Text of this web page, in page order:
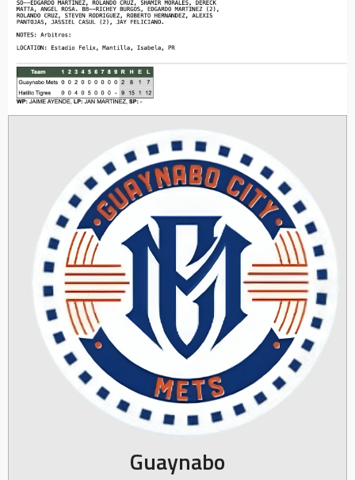
Guaynabo